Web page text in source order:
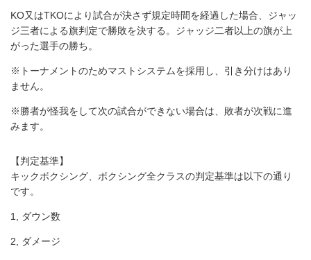
KO又はTKOにより試合が決さず規定時間を経過した場合、ジャッ
ジ三者による旗判定で勝敗を決する。ジャッジ二者以上の旗が上
がった選手の勝ち。
※トーナメントのためマストシステムを採用し、引き分けはあり
ません。
※勝者が怪我をして次の試合ができない場合は、敗者が次戦に進
みます。
【判定基準】
キックボクシング、ボクシング全クラスの判定基準は以下の通り
です。
1, ダウン数
2, ダメージ